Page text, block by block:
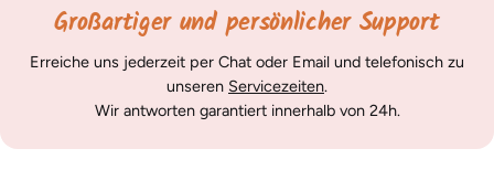
Großartiger und persönlicher Support
Erreiche uns jederzeit per Chat oder Email und telefonisch zu
unseren Servicezeiten.
Wir antworten garantiert innerhalb von 24h.